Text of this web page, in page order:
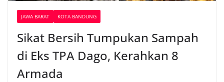
JAWA BARAT KOTA BANDUNG
Sikat Bersih Tumpukan Sampah
di Eks TPA Dago, Kerahkan 8
Armada